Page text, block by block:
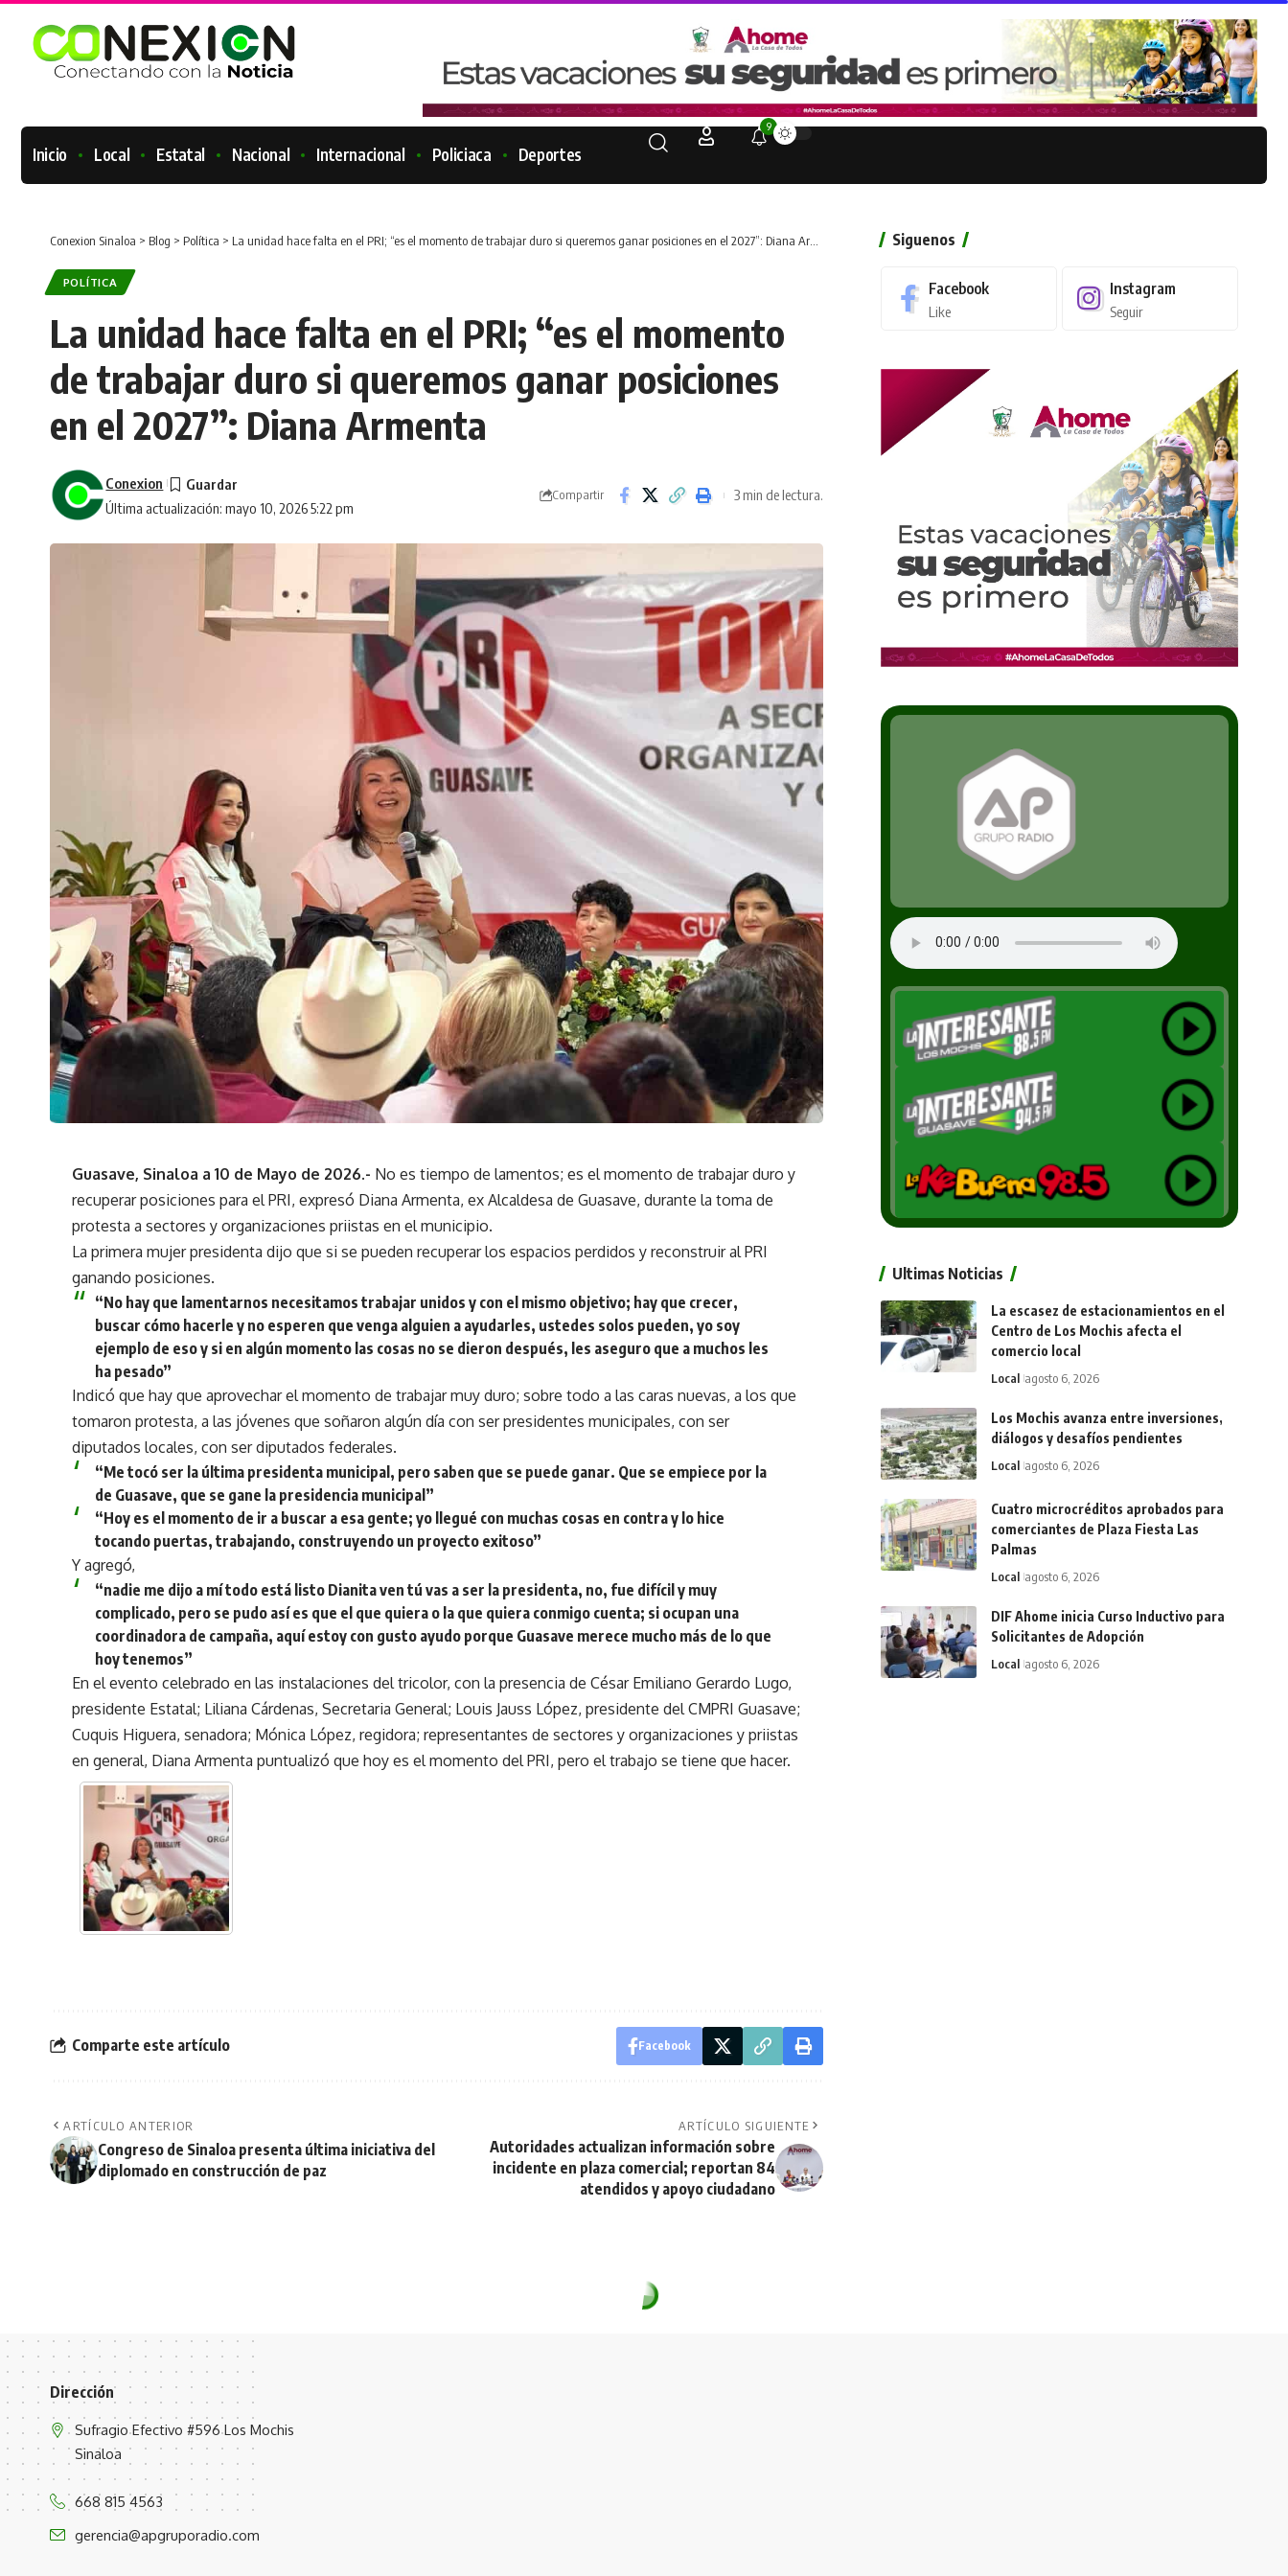
Inicio Local Estatal Nacional Internacional Policiaca Deportes
9
Conexion Sinaloa > Blog > Política > La unidad hace falta en el PRI; “es el momento de trabajar duro si queremos ganar posiciones en el 2027”: Diana Armenta
POLÍTICA
La unidad hace falta en el PRI; “es el momento
de trabajar duro si queremos ganar posiciones
en el 2027”: Diana Armenta
Última actualización: mayo 10, 2026 5:22 pm
Conexion
Compartir 3 min de lectura.
Guasave, Sinaloa a 10 de Mayo de 2026.- No es tiempo de lamentos; es el momento de trabajar duro y
recuperar posiciones para el PRI, expresó Diana Armenta, ex Alcaldesa de Guasave, durante la toma de
protesta a sectores y organizaciones priistas en el municipio.
La primera mujer presidenta dijo que si se pueden recuperar los espacios perdidos y reconstruir al PRI
ganando posiciones.
“No hay que lamentarnos necesitamos trabajar unidos y con el mismo objetivo; hay que crecer,
buscar cómo hacerle y no esperen que venga alguien a ayudarles, ustedes solos pueden, yo soy
ejemplo de eso y si en algún momento las cosas no se dieron después, les aseguro que a muchos les
ha pesado”
Indicó que hay que aprovechar el momento de trabajar muy duro; sobre todo a las caras nuevas, a los que
tomaron protesta, a las jóvenes que soñaron algún día con ser presidentes municipales, con ser
diputados locales, con ser diputados federales.
“Me tocó ser la última presidenta municipal, pero saben que se puede ganar. Que se empiece por la
de Guasave, que se gane la presidencia municipal”
“Hoy es el momento de ir a buscar a esa gente; yo llegué con muchas cosas en contra y lo hice
tocando puertas, trabajando, construyendo un proyecto exitoso”
Y agregó,
“nadie me dijo a mí todo está listo Dianita ven tú vas a ser la presidenta, no, fue difícil y muy
complicado, pero se pudo así es que el que quiera o la que quiera conmigo cuenta; si ocupan una
coordinadora de campaña, aquí estoy con gusto ayudo porque Guasave merece mucho más de lo que
hoy tenemos”
En el evento celebrado en las instalaciones del tricolor, con la presencia de César Emiliano Gerardo Lugo,
presidente Estatal; Liliana Cárdenas, Secretaria General; Louis Jauss López, presidente del CMPRI Guasave;
Cuquis Higuera, senadora; Mónica López, regidora; representantes de sectores y organizaciones y priistas
en general, Diana Armenta puntualizó que hoy es el momento del PRI, pero el trabajo se tiene que hacer.
Comparte este artículo Facebook
ARTÍCULO ANTERIOR
Congreso de Sinaloa presenta última iniciativa del
diplomado en construcción de paz
ARTÍCULO SIGUIENTE
Autoridades actualizan información sobre
incidente en plaza comercial; reportan 84
atendidos y apoyo ciudadano
Siguenos
Facebook
Like
Instagram
Seguir
Ultimas Noticias
La escasez de estacionamientos en el
Centro de Los Mochis afecta el
comercio local
Local agosto 6, 2026
Los Mochis avanza entre inversiones,
diálogos y desafíos pendientes
Local agosto 6, 2026
Cuatro microcréditos aprobados para
comerciantes de Plaza Fiesta Las
Palmas
Local agosto 6, 2026
DIF Ahome inicia Curso Inductivo para
Solicitantes de Adopción
Local agosto 6, 2026
Dirección
Sufragio Efectivo #596 Los Mochis
Sinaloa
668 815 4563
gerencia@apgruporadio.com